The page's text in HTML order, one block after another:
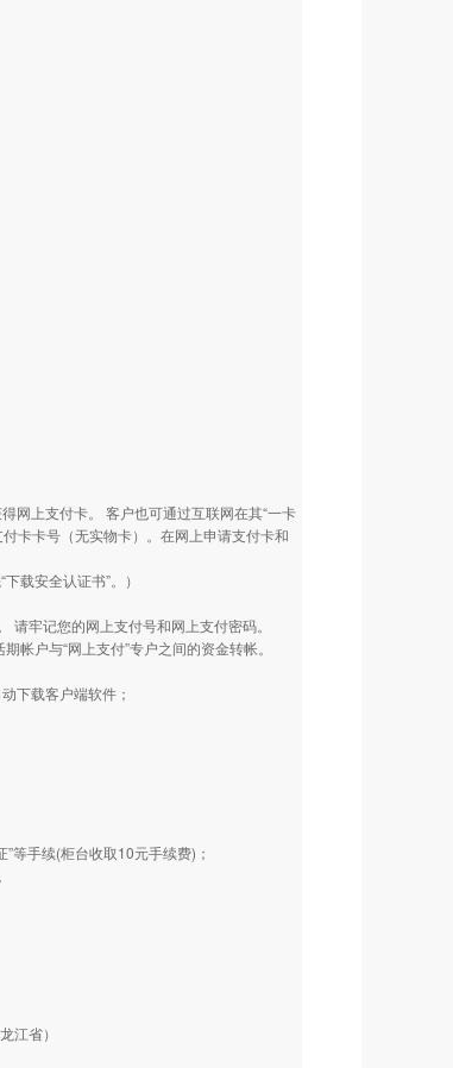
网上支付卡。 客户也可通过互联网在其“一卡
卡卡号（无实物卡）。在网上申请支付卡和
载安全认证书”。）
请牢记您的网上支付号和网上支付密码。
帐户与“网上支付”专户之间的资金转帐。
下载客户端软件；
等手续(柜台收取10元手续费)；
江省）